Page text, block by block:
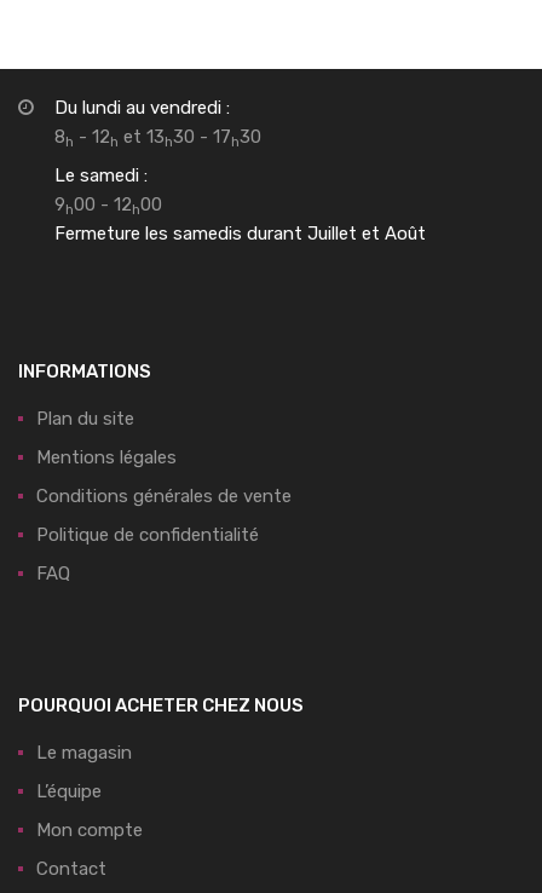
Du lundi au vendredi :
8h - 12h et 13h30 - 17h30
Le samedi :
9h00 - 12h00
Fermeture les samedis durant Juillet et Août
INFORMATIONS
Plan du site
Mentions légales
Conditions générales de vente
Politique de confidentialité
FAQ
POURQUOI ACHETER CHEZ NOUS
Le magasin
L’équipe
Mon compte
Contact